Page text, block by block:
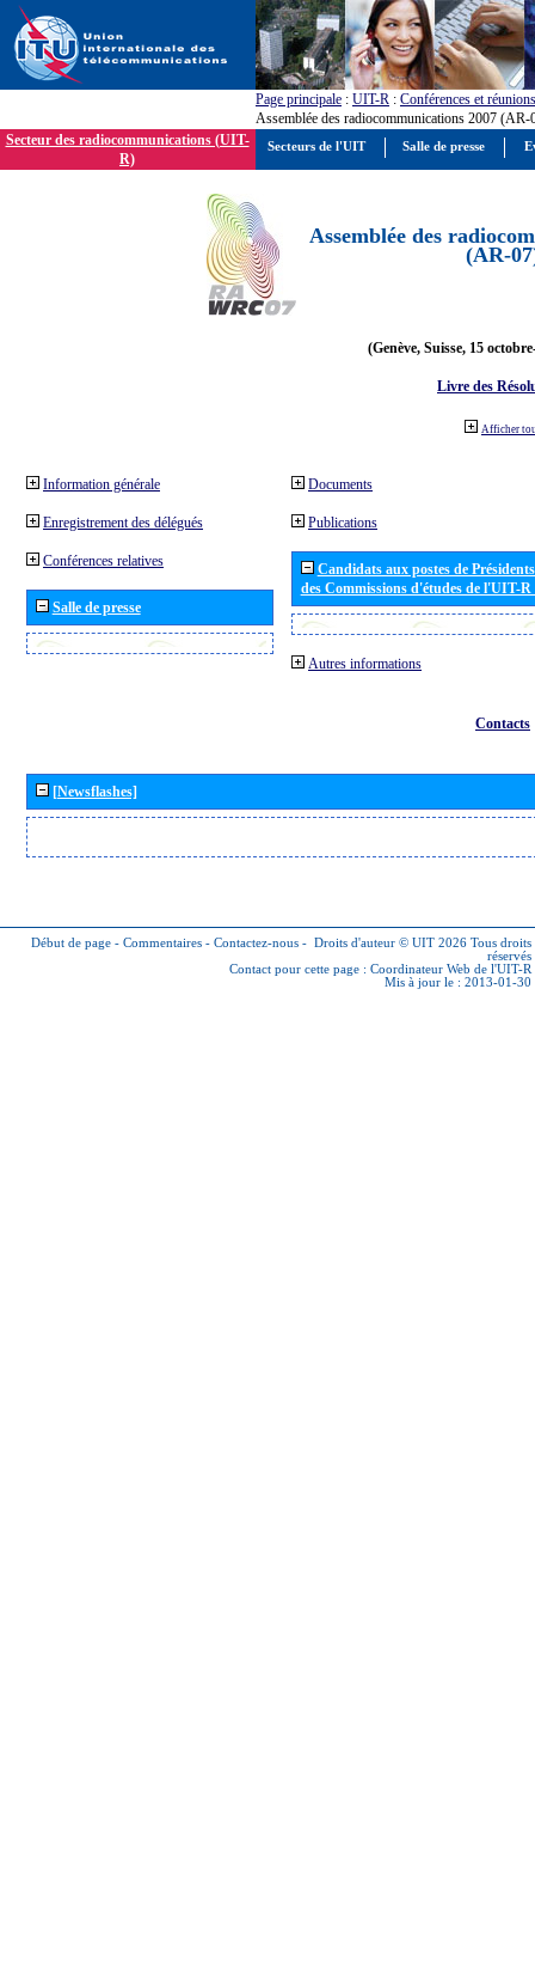
Page principale : UIT-R : Conférences et réunions
Assemblée des radiocommunications 2007 (AR-
Secteur des radiocommunications (UIT-
R)
Assemblée des
(AR-
(Genève, Suisse, 15
Livre des
Afficher
Information générale
Enregistrement des délégués
Conférences relatives
Salle de presse
Documents
Publications
Candidats aux postes de
des Commissions d'études de l'UIT-
Autres informations
Contacts
[Newsflashes]
Début de page - Commentaires - Contactez-nous - Droits d'auteur © UIT 2026 Tous droits
réservés
Contact pour cette page : Coordinateur Web de l'UIT-R
Mis à jour le : 2013-01-30
Secteurs de l'UIT Salle de presse